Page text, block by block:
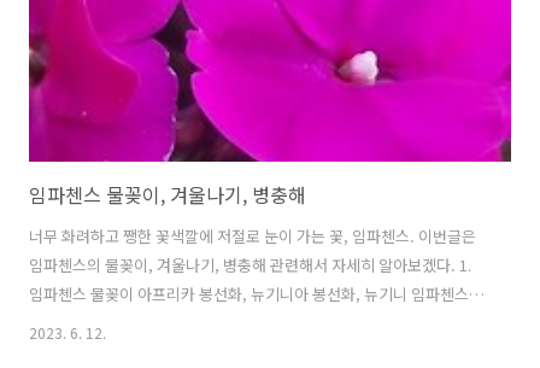
임파첸스 물꽂이, 겨울나기, 병충해
너무 화려하고 쨍한 꽃색깔에 저절로 눈이 가는 꽃, 임파첸스. 이번글은
임파첸스의 물꽂이, 겨울나기, 병충해 관련해서 자세히 알아보겠다. 1.
임파첸스 물꽂이 아프리카 봉선화, 뉴기니아 봉선화, 뉴기니 임파첸스,
물봉선화 불리는 이름도 다양한 임파첸스는 어릴 적 우리가 손톱에 빨갛
2023. 6. 12.